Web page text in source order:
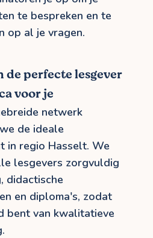
te bespreken en te
op al je vragen.
de perfecte lesgever
voor je
netwerk
de ideale
in regio Hasselt. We
lesgevers zorgvuldig
didactische
en diploma's, zodat
bent van kwalitatieve